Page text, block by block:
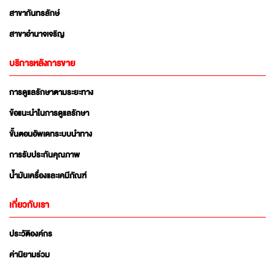
สาขากันทรลักษ์
สาขาอำนาจเจริญ
บริการหลังการขาย
การดูแลรักษาตามระยะทาง
ข้อแนะนำในการดูแลรักษา
ขั้นตอนอัพเดทระบบนำทาง
การรับประกันคุณภาพ
น้ำมันเครื่องและเคมีภัณฑ์
เกี่ยวกับเรา
ประวัติองค์กร
ค่านิยามร่วม